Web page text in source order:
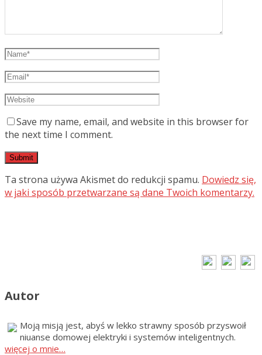
Save my name, email, and website in this browser for
the next time I comment.
Ta strona używa Akismet do redukcji spamu. Dowiedz się,
w jaki sposób przetwarzane są dane Twoich komentarzy.
Autor
Moją misją jest, abyś w lekko strawny sposób przyswoił
niuanse domowej elektryki i systemów inteligentnych.
więcej o mnie…